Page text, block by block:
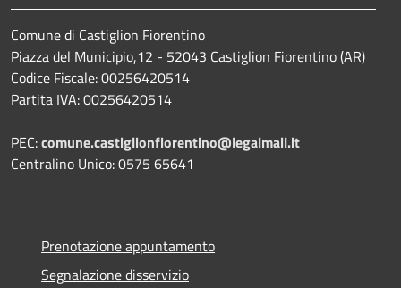
Comune di Castiglion Fiorentino
Piazza del Municipio,12 - 52043 Castiglion Fiorentino (AR)
Codice Fiscale: 00256420514
Partita IVA: 00256420514
PEC:comune.castiglionfiorentino@legalmail.it
Centralino Unico: 0575 65641
Prenotazione appuntamento
Segnalazione disservizio